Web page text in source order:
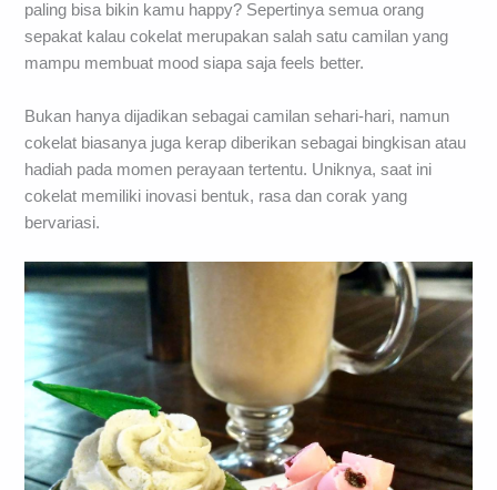
paling bisa bikin kamu happy? Sepertinya semua orang
sepakat kalau cokelat merupakan salah satu camilan yang
mampu membuat mood siapa saja feels better.
Bukan hanya dijadikan sebagai camilan sehari-hari, namun
cokelat biasanya juga kerap diberikan sebagai bingkisan atau
hadiah pada momen perayaan tertentu. Uniknya, saat ini
cokelat memiliki inovasi bentuk, rasa dan corak yang
bervariasi.